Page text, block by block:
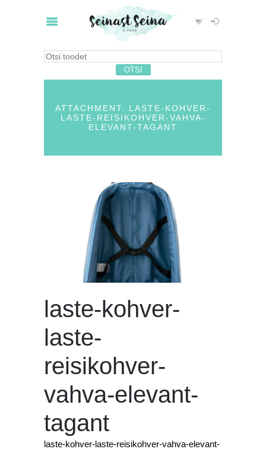
ATTACHMENT: LASTE-KOHVER-
LASTE-REISIKOHVER-VAHVA-
ELEVANT-TAGANT
laste-kohver-
laste-
reisikohver-
vahva-elevant-
tagant
laste-kohver-laste-reisikohver-vahva-elevant-